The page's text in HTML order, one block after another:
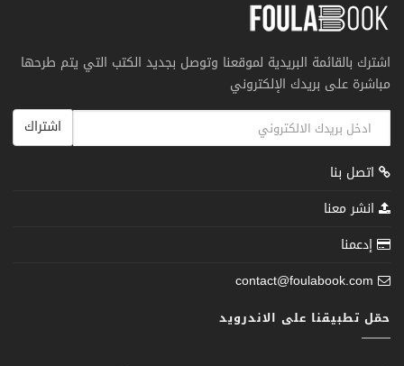
اشترك بالقائمة البريدية لموقعنا وتوصل بجديد الكتب التي يتم طرحها
مباشرة على بريدك الإلكتروني
اشتراك
اتصل بنا
انشر معنا
إدعمنا
contact@foulabook.com
حمّل تطبيقنا على الاندرويد